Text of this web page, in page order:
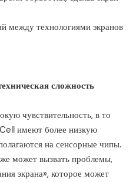
сложность
чувствительность, в то
имеют более низкую
на сенсорные чипы.
может вызвать проблемы,
экрана», которое может